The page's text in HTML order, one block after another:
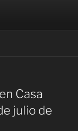
Casa
julio de